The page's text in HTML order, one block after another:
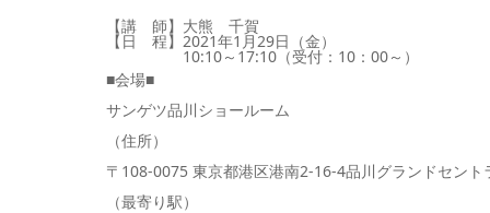
【講 師】大熊 千賀
【日 程】2021年1月29日（金）
10:10～17:10（受付：10：00～）
■会場■
サンゲツ品川ショールーム
（住所）
〒108-0075 東京都港区港南2-16-4品川グランドセント
（最寄り駅）